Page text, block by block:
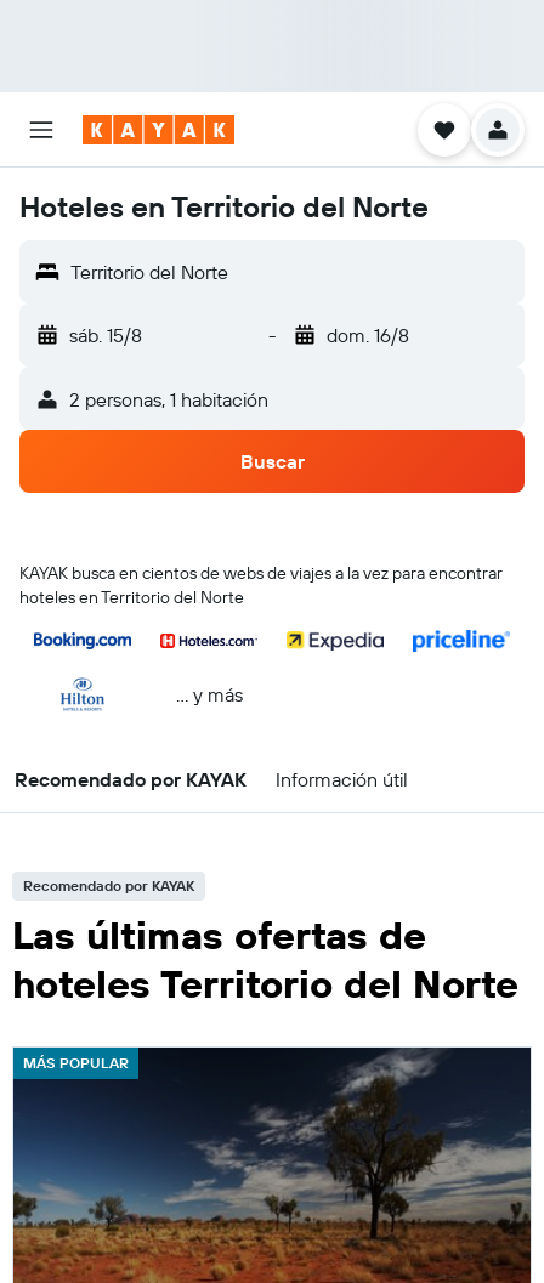
Hoteles en Territorio del Norte
Territorio del Norte
sáb. 15/8 - dom. 16/8
2 personas, 1 habitación
Buscar
KAYAK busca en cientos de webs de viajes a la vez para encontrar
hoteles en Territorio del Norte
… y más
Recomendado por KAYAK Información útil
Recomendado por KAYAK
Las últimas ofertas de
hoteles Territorio del Norte
MÁS POPULAR